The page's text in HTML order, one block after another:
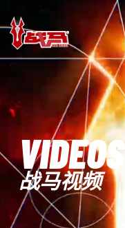
VIDEOS
战马视频